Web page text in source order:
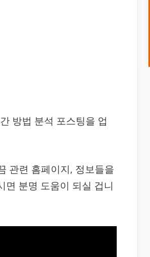
방법 분석 포스팅을 업
관련 홈페이지, 정보들을
면 분명 도움이 되실 겁니